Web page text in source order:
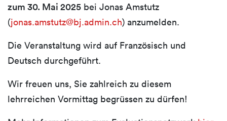
zum 30. Mai 2025 bei Jonas Amstutz
(jonas.amstutz@bj.admin.ch) anzumelden.
Die Veranstaltung wird auf Französisch und
Deutsch durchgeführt.
Wir freuen uns, Sie zahlreich zu diesem
lehrreichen Vormittag begrüssen zu dürfen!